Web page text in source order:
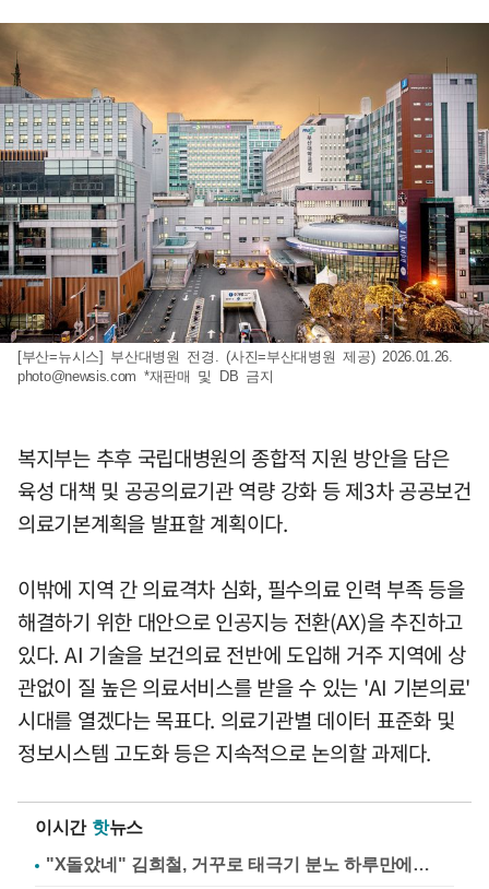
[부산=뉴시스] 부산대병원 전경. (사진=부산대병원 제공) 2026.01.26.
photo@newsis.com *재판매 및 DB 금지
복지부는 추후 국립대병원의 종합적 지원 방안을 담은
육성 대책 및 공공의료기관 역량 강화 등 제3차 공공보건
의료기본계획을 발표할 계획이다.
이밖에 지역 간 의료격차 심화, 필수의료 인력 부족 등을
해결하기 위한 대안으로 인공지능 전환(AX)을 추진하고
있다. AI 기술을 보건의료 전반에 도입해 거주 지역에 상
관없이 질 높은 의료서비스를 받을 수 있는 'AI 기본의료'
시대를 열겠다는 목표다. 의료기관별 데이터 표준화 및
정보시스템 고도화 등은 지속적으로 논의할 과제다.
이시간 핫뉴스
"X돌았네" 김희철, 거꾸로 태극기 분노 하루만에…